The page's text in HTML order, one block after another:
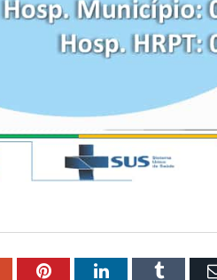
PinterestLinkedInTumblr